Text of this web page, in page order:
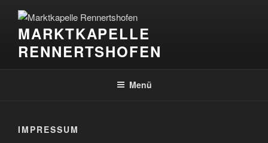
Inhalt
springenMARKTKAPELLE
RENNERTSHOFEN
Menü
IMPRESSUM